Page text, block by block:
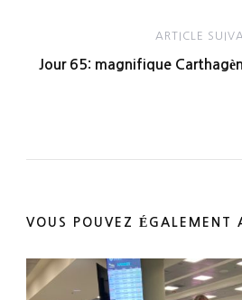
ARTICLE
Jour 65: magnifique
VOUS POUVEZ ÉGALEMENT